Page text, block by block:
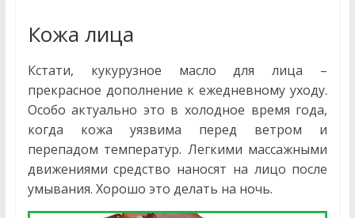
Кожа лица
Кстати, кукурузное масло для лица –
прекрасное дополнение к ежедневному уходу.
Особо актуально это в холодное время года,
когда кожа уязвима перед ветром и
перепадом температур. Легкими массажными
движениями средство наносят на лицо после
умывания. Хорошо это делать на ночь.